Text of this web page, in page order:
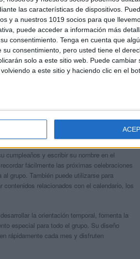
las características de dispositivos.
y a nuestros 1019 socios para que
puede acceder a información más
consentimiento. Tenga en cuenta que
consentimiento, pero usted tiene el
solo a este sitio web. Puede
a este sitio y haciendo clic en el
cumpleaños y escribir su nombre en el
fácilmente las próximas celebraciones
grupo. También puede utilizarse para
contenidos relacionados con el calendario, los
la orientación temporal, fomenta la
especial para todo el grupo. Su diseño
rápidamente cada mes y disfruten